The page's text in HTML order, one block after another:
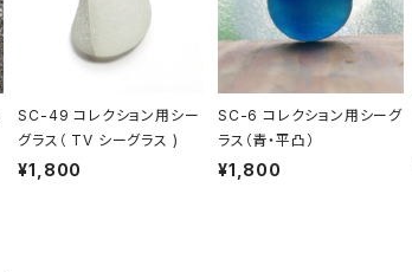
SC-49 コレクション用シー
グラス（ TV シーグラス )
¥1,800
SC-6 コレクション用シーグ
ラス（青・平凸）
¥1,800